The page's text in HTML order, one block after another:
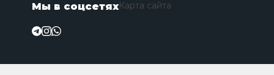
Мы в соцсетяхКарта сайта